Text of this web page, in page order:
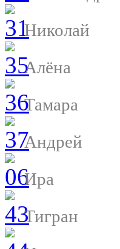
Николай
Алёна
Тамара
Андрей
Ира
Тигран